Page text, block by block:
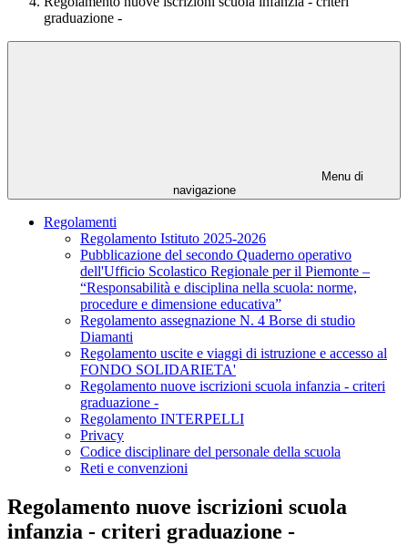
graduazione -
Menu di
navigazione
Regolamenti
Regolamento Istituto 2025-2026
Pubblicazione del secondo Quaderno operativo
dell'Ufficio Scolastico Regionale per il Piemonte –
“Responsabilità e disciplina nella scuola: norme,
procedure e dimensione educativa”
Regolamento assegnazione N. 4 Borse di studio
Diamanti
Regolamento uscite e viaggi di istruzione e accesso al
FONDO SOLIDARIETA'
Regolamento nuove iscrizioni scuola infanzia - criteri
graduazione -
Regolamento INTERPELLI
Privacy
Codice disciplinare del personale della scuola
Reti e convenzioni
Regolamento nuove iscrizioni scuola
infanzia - criteri graduazione -